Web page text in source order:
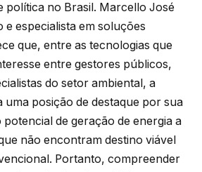
política no Brasil. Marcello José
especialista em soluções
que, entre as tecnologias que
entre gestores públicos,
do setor ambiental, a
uma posição de destaque por sua
potencial de geração de energia a
não encontram destino viável
Portanto, compreender